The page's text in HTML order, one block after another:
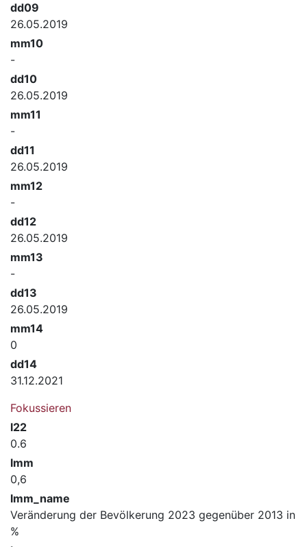
dd09
26.05.2019
mm10
-
dd10
26.05.2019
mm11
-
dd11
26.05.2019
mm12
-
dd12
26.05.2019
mm13
-
dd13
26.05.2019
mm14
0
dd14
31.12.2021
Fokussieren
l22
0.6
lmm
0,6
lmm_name
Veränderung der Bevölkerung 2023 gegenüber 2013 in
%